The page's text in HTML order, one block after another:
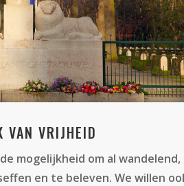
VAN VRIJHEID
mogelijkheid om al wandelend,
en te beleven. We willen